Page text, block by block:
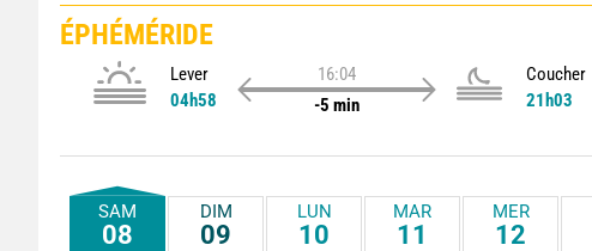
ÉPHÉMÉRIDE
Lever
04h58
16:04
-5 min
Coucher
21h03
SAM
08
DIM
09
LUN
10
MAR
11
MER
12